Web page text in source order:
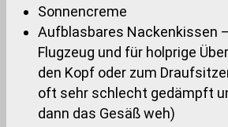
Sonnencreme
Aufblasbares Nackenkissen
Flugzeug und für holprige
den Kopf oder zum
oft sehr schlecht gedämpft
dann das Gesäß weh)